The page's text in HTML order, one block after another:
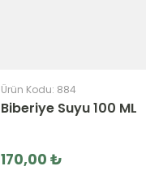
Ürün Kodu: 884
Biberiye Suyu 100 ML
170,00 ₺